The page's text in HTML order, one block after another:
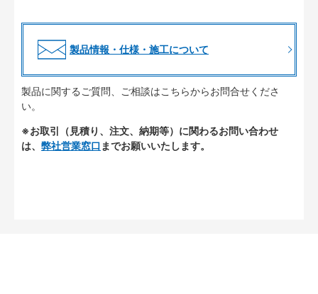
製品情報・仕様・施工について
製品に関するご質問、ご相談はこちらからお問合せくださ
い。
※お取引（見積り、注文、納期等）に関わるお問い合わせ
は、 弊社営業窓口 までお願いいたします。